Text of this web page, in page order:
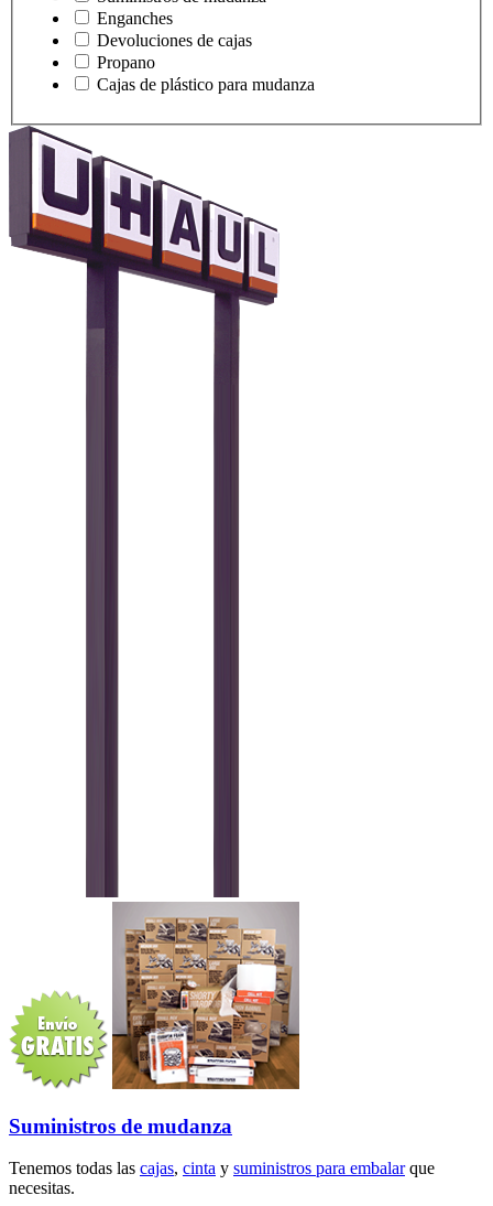
Enganches
Devoluciones de cajas
Propano
Cajas de plástico para mudanza
Suministros de mudanza
Tenemos todas las cajas, cinta y suministros para embalarque
necesitas.